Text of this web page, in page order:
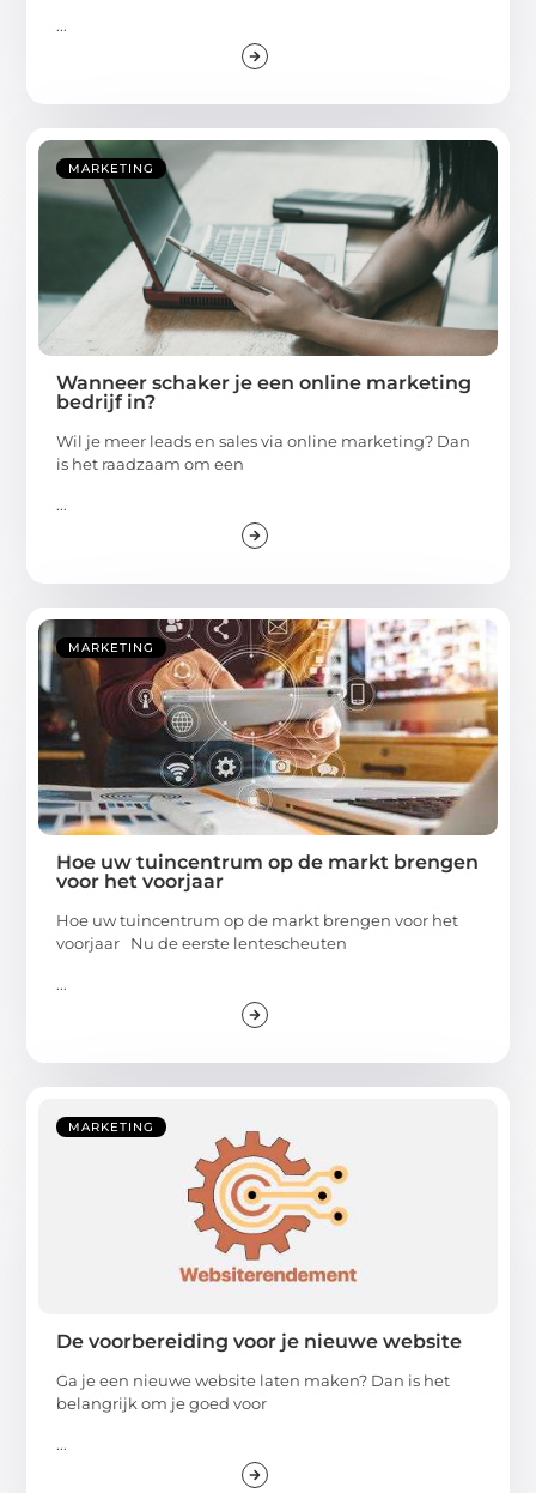
...
MARKETING
Wanneer schaker je een online marketing
bedrijf in?
Wil je meer leads en sales via online marketing? Dan
is het raadzaam om een
...
MARKETING
Hoe uw tuincentrum op de markt brengen
voor het voorjaar
Hoe uw tuincentrum op de markt brengen voor het
voorjaar Nu de eerste lentescheuten
...
MARKETING
De voorbereiding voor je nieuwe website
Ga je een nieuwe website laten maken? Dan is het
belangrijk om je goed voor
...